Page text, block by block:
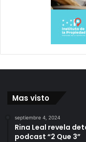
Mas visto
septiembre 4, 2024
Rina Leal revela
podcast “2 Que 3”